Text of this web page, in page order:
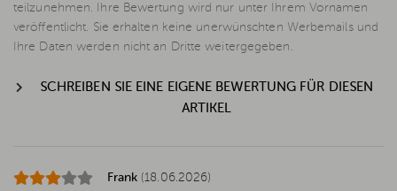
teilzunehmen. Ihre Bewertung wird nur unter Ihrem Vornamen
veröffentlicht. Sie erhalten keine unerwünschten Werbemails und
Ihre Daten werden nicht an Dritte weitergegeben.
SCHREIBEN SIE EINE EIGENE BEWERTUNG FÜR DIESEN
ARTIKEL
Frank (18.06.2026)